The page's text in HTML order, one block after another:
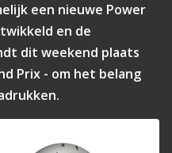
een nieuwe Power
en de
dit weekend plaats
Prix - om het belang